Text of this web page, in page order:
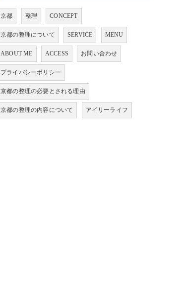
京都 整理 CONCEPT
京都の整理について SERVICE MENU
ABOUT ME ACCESS お問い合わせ
プライバシーポリシー
京都の整理の必要とされる理由
京都の整理の内容について アイリーライフ